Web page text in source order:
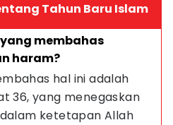
Tahun Baru Islam
membahas
haram?
hal ini adalah
36, yang menegaskan
ketetapan Allah